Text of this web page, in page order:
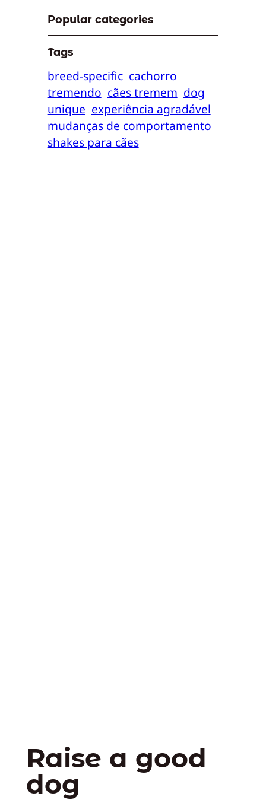
Popular categories
Tags
breed-specific cachorro
tremendo cães tremem dog
unique experiência agradável
mudanças de comportamento
shakes para cães
Raise a good
dog